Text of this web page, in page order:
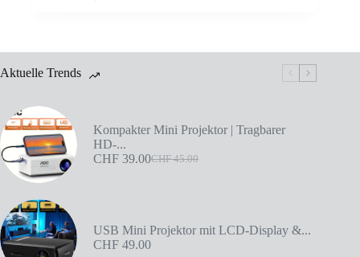
Aktuelle Trends
Kompakter Mini Projektor | Tragbarer
HD-...
CHF45.00
CHF 39.00
USB Mini Projektor mit LCD-Display &...
CHF 49.00